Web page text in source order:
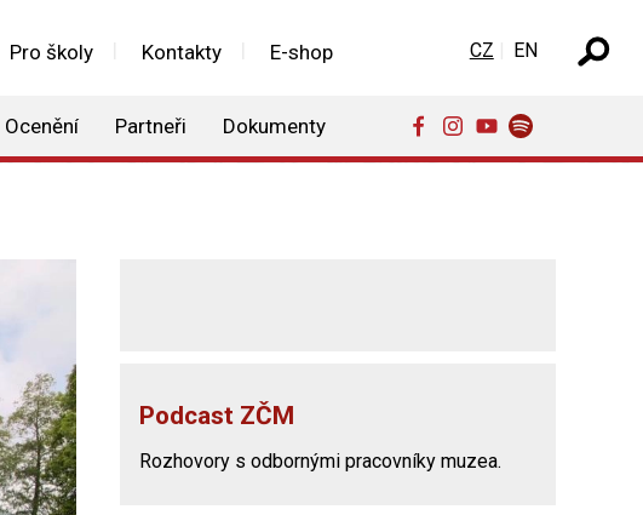
Pro školy Kontakty E-shop
Ocenění Partneři Dokumenty
Zvolte jazyk
CZ EN
Podcast ZČM
Rozhovory s odbornými pracovníky muzea.